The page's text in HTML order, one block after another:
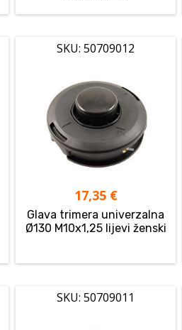
SKU: 50709012
17,35 €
Glava trimera univerzalna
Ø130 M10x1,25 lijevi ženski
SKU: 50709011